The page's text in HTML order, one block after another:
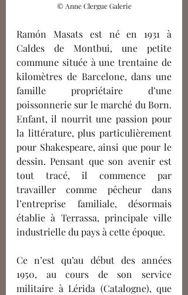
© Anne Clergue Galerie
Ramón Masats est né en 1931 à
Caldes de Montbui, une petite
commune située à une trentaine de
kilomètres de Barcelone, dans une
famille propriétaire d’une
poissonnerie sur le marché du Born.
Enfant, il nourrit une passion pour
la littérature, plus particulièrement
pour Shakespeare, ainsi que pour le
dessin. Pensant que son avenir est
tout tracé, il commence par
travailler comme pêcheur dans
l’entreprise familiale, désormais
établie à Terrassa, principale ville
industrielle du pays à cette époque.
Ce n’est qu’au début des années
1950, au cours de son service
militaire à Lérida (Catalogne), que